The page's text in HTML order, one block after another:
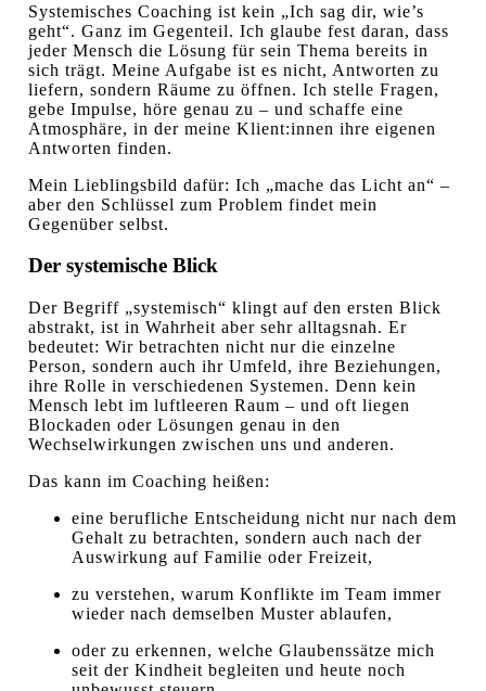
Systemisches Coaching ist kein „Ich sag dir, wie’s
geht“. Ganz im Gegenteil. Ich glaube fest daran, dass
jeder Mensch die Lösung für sein Thema bereits in
sich trägt. Meine Aufgabe ist es nicht, Antworten zu
liefern, sondern Räume zu öffnen. Ich stelle Fragen,
gebe Impulse, höre genau zu – und schaffe eine
Atmosphäre, in der meine Klient:innen ihre eigenen
Antworten finden.
Mein Lieblingsbild dafür: Ich „mache das Licht an“ –
aber den Schlüssel zum Problem findet mein
Gegenüber selbst.
Der systemische Blick
Der Begriff „systemisch“ klingt auf den ersten Blick
abstrakt, ist in Wahrheit aber sehr alltagsnah. Er
bedeutet: Wir betrachten nicht nur die einzelne
Person, sondern auch ihr Umfeld, ihre Beziehungen,
ihre Rolle in verschiedenen Systemen. Denn kein
Mensch lebt im luftleeren Raum – und oft liegen
Blockaden oder Lösungen genau in den
Wechselwirkungen zwischen uns und anderen.
Das kann im Coaching heißen:
eine berufliche Entscheidung nicht nur nach dem
Gehalt zu betrachten, sondern auch nach der
Auswirkung auf Familie oder Freizeit,
zu verstehen, warum Konflikte im Team immer
wieder nach demselben Muster ablaufen,
oder zu erkennen, welche Glaubenssätze mich
seit der Kindheit begleiten und heute noch